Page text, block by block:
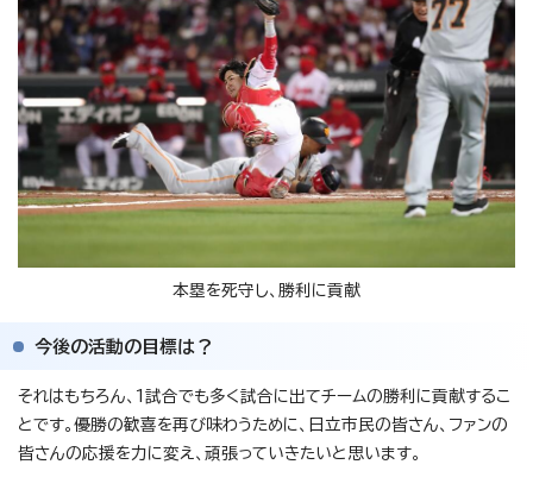
本塁を死守し、勝利に貢献
今後の活動の目標は？
それはもちろん、1試合でも多く試合に出てチームの勝利に貢献するこ
とです。優勝の歓喜を再び味わうために、日立市民の皆さん、ファンの
皆さんの応援を力に変え、頑張っていきたいと思います。